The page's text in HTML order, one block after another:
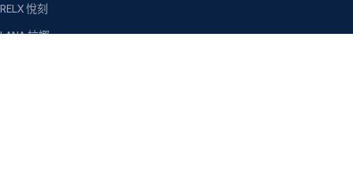
RELX 悅刻
LANA 拉娜